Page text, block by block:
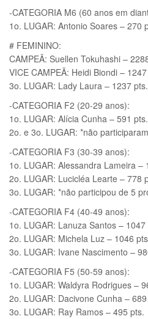
-CATEGORIA M6 (60 anos em
1o. LUGAR: Antonio Soares – 270
# FEMININO:
CAMPEÃ: Suellen Tokuhashi –
VICE CAMPEÃ: Heidi Biondi –
3o. LUGAR: Lady Laura – 1237 pts.
-CATEGORIA F2 (20-29 anos):
1o. LUGAR: Alícia Cunha – 591 pts.
2o. e 3o. LUGAR: *não
-CATEGORIA F3 (30-39 anos):
1o. LUGAR: Alessandra Lameira –
2o. LUGAR: Lucicléa Learte – 778
3o. LUGAR: *não participou de 5
-CATEGORIA F4 (40-49 anos):
1o. LUGAR: Lanuza Santos – 1047
2o. LUGAR: Michela Luz – 1046
3o. LUGAR: Ivane Nascimento –
-CATEGORIA F5 (50-59 anos):
1o. LUGAR: Waldyra Rodrigues –
2o. LUGAR: Dacivone Cunha –
3o. LUGAR: Ray Ramos – 495 pts.